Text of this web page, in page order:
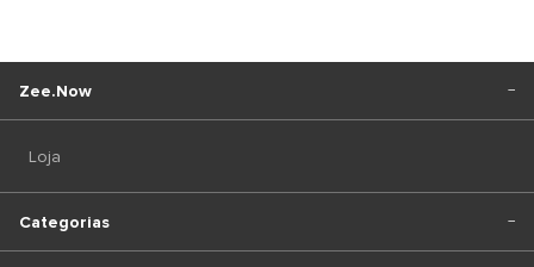
Zee.Now
Loja
Categorias